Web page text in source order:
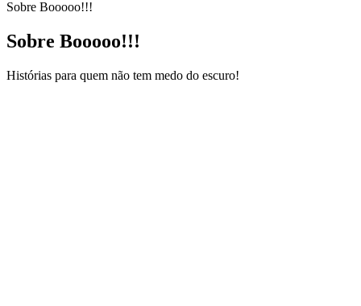
Sobre Booooo!!!
Sobre Booooo!!!
Histórias para quem não tem medo do escuro!